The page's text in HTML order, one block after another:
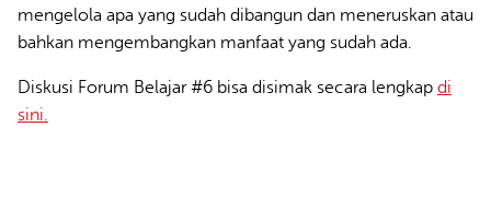
mengelola apa yang sudah dibangun dan meneruskan atau
bahkan mengembangkan manfaat yang sudah ada.
Diskusi Forum Belajar #6 bisa disimak secara lengkap di
sini.